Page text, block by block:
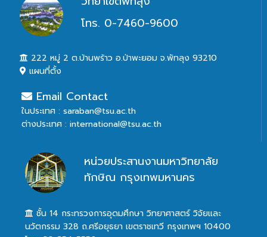
โทร. 0-7460-9600
222 หมู่ 2 ต.บ้านพร้าว อ.ป่าพะยอม จ.พัทลุง 93210
แผนที่ตั้ง
Email Contact
ในประเทศ : saraban@tsu.ac.th
ต่างประเทศ : international@tsu.ac.th
หน่วยประสานงานมหาวิทยาลัย
ทักษิณ กรุงเทพมหานคร
ชั้น 14 กระทรวงการอุดมศึกษา วิทยาศาสตร์ วิจัยและ
นวัตกรรม 328 ถ.ศรีอยุธยา เขตราชเทวี กรุงเทพฯ 10400